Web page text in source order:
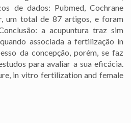
de dados: Pubmed, Cochrane
um total de 87 artigos, e foram
a acupuntura traz sim
associada a fertilização in
da concepção, porém, se faz
para avaliar a sua eficácia.
in vitro fertilization and female